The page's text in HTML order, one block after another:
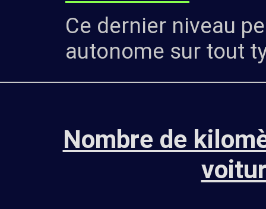
Ce dernier niveau
autonome sur tout
Nombre de